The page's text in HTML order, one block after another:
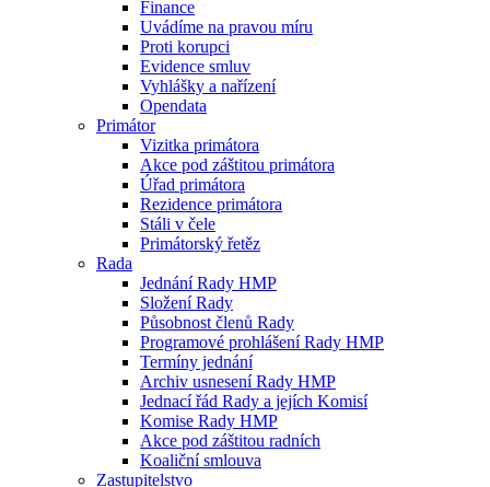
Finance
Uvádíme na pravou míru
Proti korupci
Evidence smluv
Vyhlášky a nařízení
Opendata
Primátor
Vizitka primátora
Akce pod záštitou primátora
Úřad primátora
Rezidence primátora
Stáli v čele
Primátorský řetěz
Rada
Jednání Rady HMP
Složení Rady
Působnost členů Rady
Programové prohlášení Rady HMP
Termíny jednání
Archiv usnesení Rady HMP
Jednací řád Rady a jejích Komisí
Komise Rady HMP
Akce pod záštitou radních
Koaliční smlouva
Zastupitelstvo